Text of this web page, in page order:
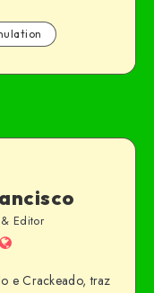
Editor
e Crackeado, traz